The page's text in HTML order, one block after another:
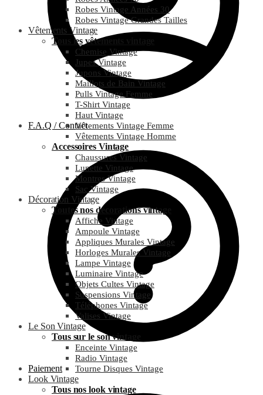
F.A.Q / Contact
Paiement
Robes Vintage Années 30
Robes Vintage Grandes Tailles
Vêtements Vintage
Tous les vêtements vintage
Chemise Vintage
Jupes Vintage
Jupons Vintage
Maillots de Bain Vintage
Pulls Vintage Femme
T-Shirt Vintage
Haut Vintage
Vêtements Vintage Femme
Vêtements Vintage Homme
Accessoires Vintage
Chaussures Vintage
Lunette Vintage
Montres Vintage
Sac Vintage
Décoration Vintage
Toutes nos décorations vintage
Affiche Vintage
Ampoule Vintage
Appliques Murales Vintage
Horloges Murales Vintage
Lampe Vintage
Luminaire Vintage
Objets Cultes Vintage
Suspensions Vintage
Téléphones Vintage
Valises Vintage
Le Son Vintage
Tous sur le son vintage
Enceinte Vintage
Radio Vintage
Tourne Disques Vintage
Look Vintage
Tous nos look vintage